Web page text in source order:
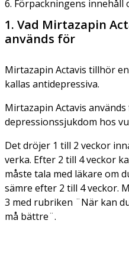
6. Förpackningens
1. Vad Mirtazapin
används för
Mirtazapin Actavis tillhör
kallas antidepressiva.
Mirtazapin Actavis
depressionssjukdom hos
Det dröjer 1 till 2 veckor
verka. Efter 2 till 4 veckor
måste tala med läkare om
sämre efter 2 till 4 veckor.
3 med rubriken ¨När kan
må bättre¨.